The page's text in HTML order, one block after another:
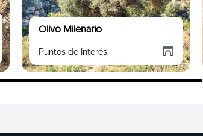
Olivo Milenario
Puntos de Interés